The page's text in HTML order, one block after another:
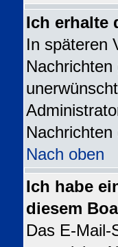
Ich erhalte
In späteren
Nach oben
Ich habe
diesem
Das E-Mail-